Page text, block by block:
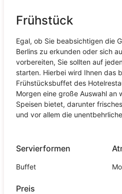
Frühstück
Egal, ob Sie beabsichtigen die
Berlins zu erkunden oder sich
vorbereiten, Sie sollten auf
starten. Hierbei wird Ihnen das
Frühstücksbuffet des
Morgen eine große Auswahl an
Speisen bietet, darunter
und vor allem die
Servierformen
Buffet
Preis